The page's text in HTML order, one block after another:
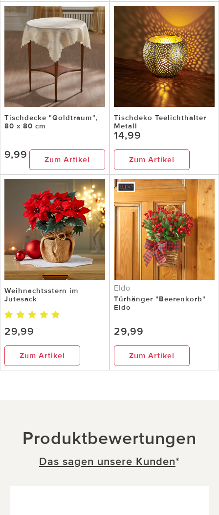
Tischdecke "Goldtraum",
80 x 80 cm
9,99 Zum Artikel
Tischdeko Teelichthalter
Metall
14,99
Zum Artikel
Weihnachtsstern im
Jutesack
29,99
Zum Artikel
Eldo
Türhänger "Beerenkorb"
Eldo
29,99
Zum Artikel
Produktbewertungen
Das sagen unsere Kunden*